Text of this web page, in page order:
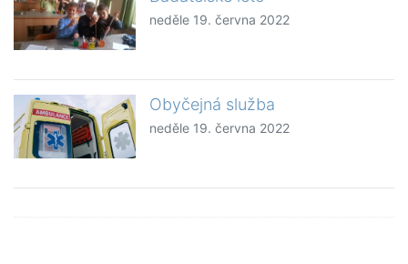
neděle 19. června 2022
Obyčejná služba
neděle 19. června 2022